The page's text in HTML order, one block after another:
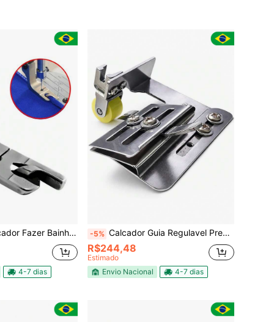
Enrolada Reta Industrial 4,8mm
4-7 dias
-5% Calcador Guia Regulavel Pregas Fru Fru Fitas Costura Reta
R$244,48
Estimado
Envio Nacional
4-7 dias